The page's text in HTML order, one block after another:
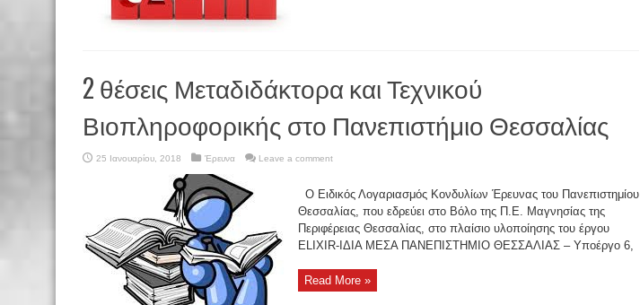
2 θέσεις Μεταδιδάκτορα και Τεχνικού
Βιοπληροφορικής στο Πανεπιστήμιο Θεσσαλίας
25 Ιανουαρίου, 2018 Έρευνα Leave a comment
Ο Ειδικός Λογαριασμός Κονδυλίων Έρευνας του Πανεπιστημίου
Θεσσαλίας, που εδρεύει στο Βόλο της Π.Ε. Μαγνησίας της
Περιφέρειας Θεσσαλίας, στο πλαίσιο υλοποίησης του έργου
ELIXIR-ΙΔΙΑ ΜΕΣΑ ΠΑΝΕΠΙΣΤΗΜΙΟ ΘΕΣΣΑΛΙΑΣ – Υποέργο 6,
Read More »